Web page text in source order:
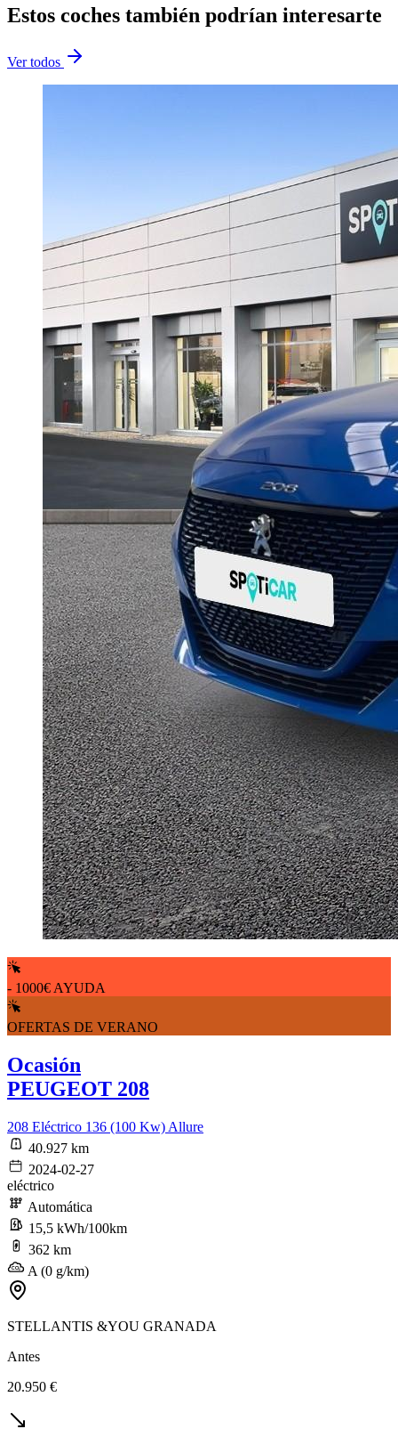
Estos coches también podrían interesarte
Ver todos
- 1000€ AYUDA
OFERTAS DE VERANO
Ocasión
PEUGEOT 208
208 Eléctrico 136 (100 Kw) Allure
40.927 km
2024-02-27
eléctrico
Automática
15,5 kWh/100km
362 km
A (0 g/km)
STELLANTIS &YOU GRANADA
Antes
20.950 €